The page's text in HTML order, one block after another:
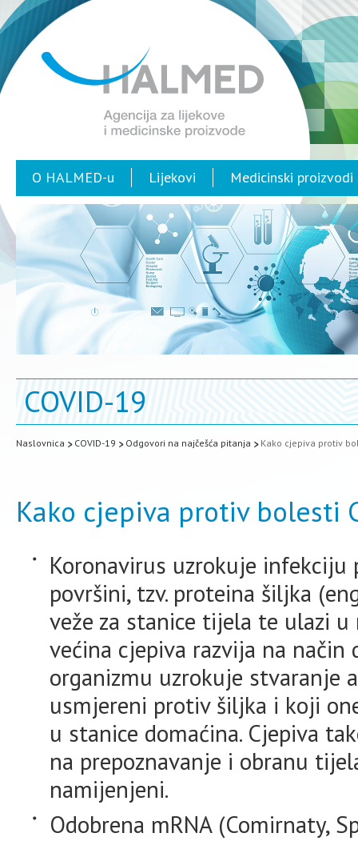
O HALMED-u Lijekovi Medicinski proizvodi
COVID-19
Naslovnica COVID-19 Odgovori na najčešća pitanja Kako cjepiva protiv
Kako cjepiva protiv bolesti
Koronavirus uzrokuje
površini, tzv. proteina šiljka
veže za stanice tijela te ulazi
većina cjepiva razvija na
organizmu uzrokuje stvaranje
usmjereni protiv šiljka i koji
u stanice domaćina. Cjepiva
na prepoznavanje i obranu
namijenjeni.
Odobrena mRNA (Comirnaty,